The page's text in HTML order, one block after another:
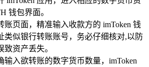
钱包界面。
账页面，精准输入收款方的 imToken 钱
类似银行转账账号，务必仔细核对,以防
致资产丢失。
输入欲转账的数字货币数量，imToken